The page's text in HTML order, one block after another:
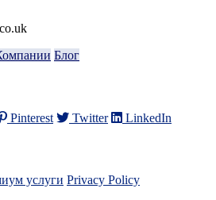
Блог
Pinterest Twitter LinkedIn
услуги Privacy Policy